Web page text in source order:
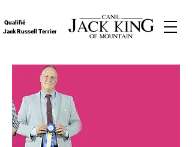
Qualifié
Jack Russell Terrier